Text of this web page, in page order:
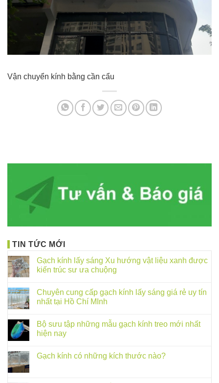
Vận chuyển kính bằng cần cẩu
TIN TỨC MỚI
Gạch kính lấy sáng Xu hướng vật liệu xanh được
kiến trúc sư ưa chuộng
Chuyên cung cấp gạch kính lấy sáng giá rẻ uy tín
nhất tại Hồ Chí MInh
Bộ sưu tập những mẫu gạch kính treo mới nhất
hiện nay
Gạch kính có những kích thước nào?